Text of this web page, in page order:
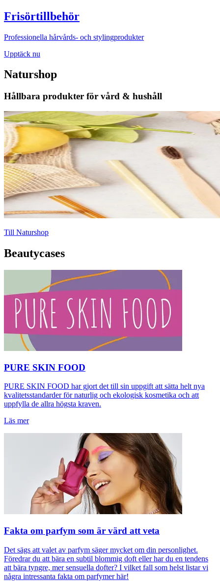
Frisörtillbehör
Professionella hårvårds- och stylingprodukter
Upptäck nu
Naturshop
Hållbara produkter för vård & hushåll
Till Naturshop
Beautycases
PURE SKIN FOOD
PURE SKIN FOOD har gjort det till sin uppgift att sätta helt nya
kvalitetsstandarder för naturlig och ekologisk kosmetika och att
uppfylla de allra högsta kraven.
Läs mer
Fakta om parfym som är värd att veta
Det sägs att valet av parfym säger mycket om din personlighet.
Föredrar du att bära en subtil blommig doft eller har du en tendens
att bära tyngre, mer sensuella dofter? I vilket fall som helst listar vi
några intressanta fakta om parfymer här!